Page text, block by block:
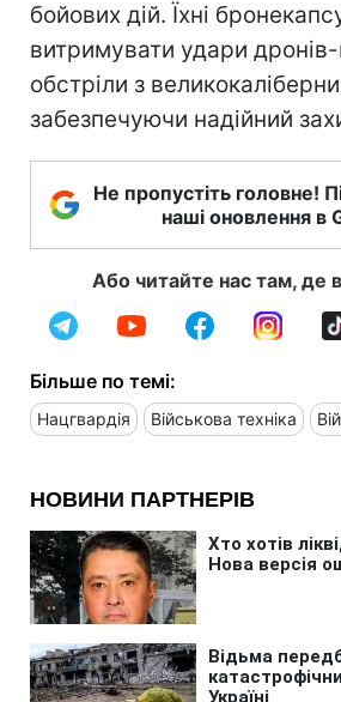
бойових дій. Їхні
витримувати удари дронів-
обстріли з
забезпечуючи надійний
Не пропустіть головне!
наші оновлення в
Або читайте нас там, де
Більше по темі:
Нацгвардія Військова техніка